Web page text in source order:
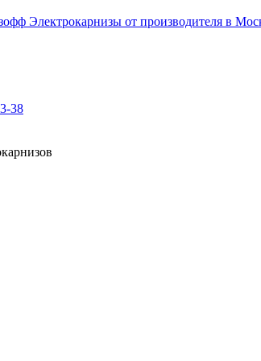
Электрокарнизы от производителя в
38